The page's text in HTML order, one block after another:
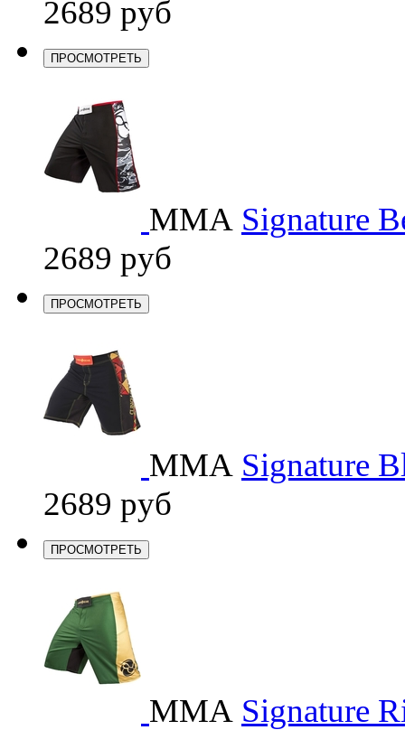
2689 руб
ПРОСМОТРЕТЬ
ММА Signature
2689 руб
ПРОСМОТРЕТЬ
ММА Signature
2689 руб
ПРОСМОТРЕТЬ
ММА Signature